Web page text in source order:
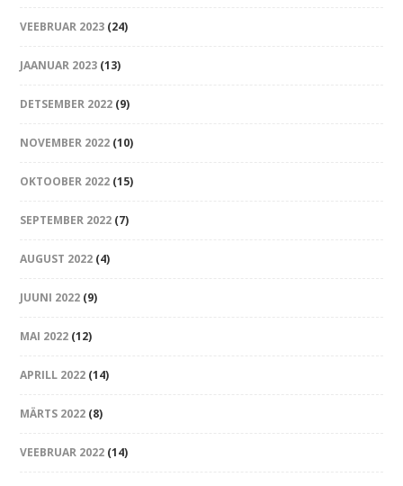
VEEBRUAR 2023 (24)
JAANUAR 2023 (13)
DETSEMBER 2022 (9)
NOVEMBER 2022 (10)
OKTOOBER 2022 (15)
SEPTEMBER 2022 (7)
AUGUST 2022 (4)
JUUNI 2022 (9)
MAI 2022 (12)
APRILL 2022 (14)
MÄRTS 2022 (8)
VEEBRUAR 2022 (14)